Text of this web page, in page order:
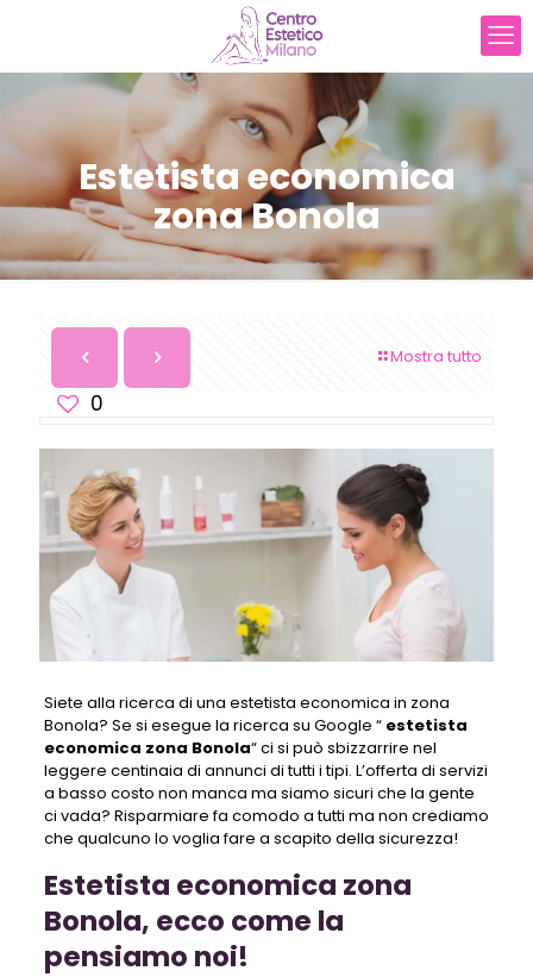
Estetista economica
zona Bonola
Mostra tutto
0
Siete alla ricerca di una estetista economica in zona
Bonola? Se si esegue la ricerca su Google “ estetista
economica zona Bonola“ ci si può sbizzarrire nel
leggere centinaia di annunci di tutti i tipi. L’offerta di servizi
a basso costo non manca ma siamo sicuri che la gente
ci vada? Risparmiare fa comodo a tutti ma non crediamo
che qualcuno lo voglia fare a scapito della sicurezza!
Estetista economica zona
Bonola, ecco come la
pensiamo noi!